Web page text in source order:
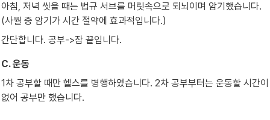
아침, 저녁 씻을 때는 법규 서브를 머릿속으로 되뇌이며 암기했습니다.
(사월 중 암기가 시간 절약에 효과적입니다.)
간단합니다. 공부->잠 끝입니다.
C. 운동
1차 공부할 때만 헬스를 병행하였습니다. 2차 공부부터는 운동할 시간이
없어 공부만 했습니다.